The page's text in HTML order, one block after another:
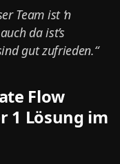
Team ist ‘n
da ist’s
gut zufrieden.“
Flow
1 Lösung im